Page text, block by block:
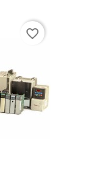
favorite_border